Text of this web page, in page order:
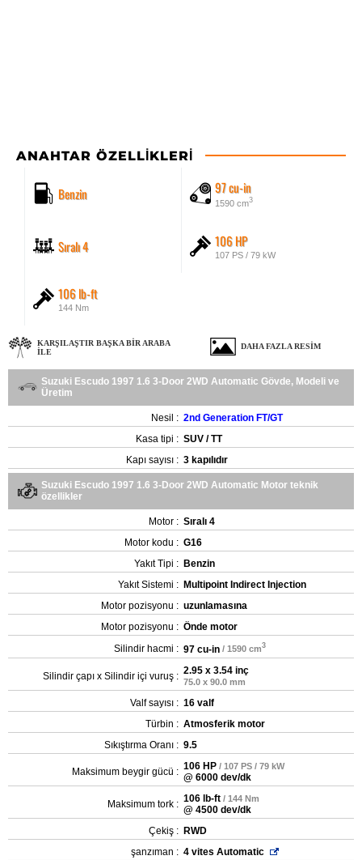
ANAHTAR ÖZELLIKLERI
Benzin 97 cu-in
1590 cm3
Sıralı 4 106 HP
107 PS / 79 kW
106 lb-ft
144 Nm
KARŞILAŞTIR BAŞKA BIR ARABA
ILE
DAHA FAZLA RESIM
Suzuki Escudo 1997 1.6 3-Door 2WD Automatic Gövde, Modeli ve
Üretim
Nesil : 2nd Generation FT/GT
Kasa tipi : SUV / TT
Kapı sayısı : 3 kapılıdır
Suzuki Escudo 1997 1.6 3-Door 2WD Automatic Motor teknik
özellikler
Motor : Sıralı 4
Motor kodu : G16
Yakıt Tipi : Benzin
Yakıt Sistemi : Multipoint Indirect Injection
Motor pozisyonu : uzunlamasına
Motor pozisyonu : Önde motor
Silindir hacmi : 97 cu-in / 1590 cm3
Silindir çapı x Silindir içi vuruş : 2.95 x 3.54 inç
75.0 x 90.0 mm
Valf sayısı : 16 valf
Türbin : Atmosferik motor
Sıkıştırma Oranı : 9.5
Maksimum beygir gücü : 106 HP / 107 PS / 79 kW
@ 6000 dev/dk
Maksimum tork : 106 lb-ft / 144 Nm
@ 4500 dev/dk
Çekiş : RWD
şanzıman : 4 vites Automatic